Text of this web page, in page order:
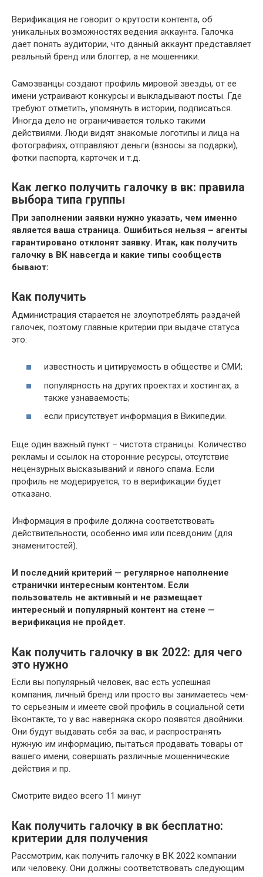
Верификация не говорит о крутости контента, об
уникальных возможностях ведения аккаунта. Галочка
дает понять аудитории, что данный аккаунт представляет
реальный бренд или блоггер, а не мошенники.
Самозванцы создают профиль мировой звезды, от ее
имени устраивают конкурсы и выкладывают посты. Где
требуют отметить, упомянуть в истории, подписаться.
Иногда дело не ограничивается только такими
действиями. Люди видят знакомые логотипы и лица на
фотографиях, отправляют деньги (взносы за подарки),
фотки паспорта, карточек и т.д.
Как легко получить галочку в вк: правила
выбора типа группы
При заполнении заявки нужно указать, чем именно
является ваша страница. Ошибиться нельзя – агенты
гарантировано отклонят заявку. Итак, как получить
галочку в ВК навсегда и какие типы сообществ
бывают:
Как получить
Администрация старается не злоупотреблять раздачей
галочек, поэтому главные критерии при выдаче статуса
это:
известность и цитируемость в обществе и СМИ;
популярность на других проектах и хостингах, а
также узнаваемость;
если присутствует информация в Википедии.
Еще один важный пункт – чистота страницы. Количество
рекламы и ссылок на сторонние ресурсы, отсутствие
нецензурных высказываний и явного спама. Если
профиль не модерируется, то в верификации будет
отказано.
Информация в профиле должна соответствовать
действительности, особенно имя или псевдоним (для
знаменитостей).
И последний критерий — регулярное наполнение
странички интересным контентом. Если
пользователь не активный и не размещает
интересный и популярный контент на стене —
верификация не пройдет.
Как получить галочку в вк 2022: для чего
это нужно
Если вы популярный человек, вас есть успешная
компания, личный бренд или просто вы занимаетесь чем-
то серьезным и имеете свой профиль в социальной сети
Вконтакте, то у вас наверняка скоро появятся двойники.
Они будут выдавать себя за вас, и распространять
нужную им информацию, пытаться продавать товары от
вашего имени, совершать различные мошеннические
действия и пр.
Смотрите видео всего 11 минут
Как получить галочку в вк бесплатно:
критерии для получения
Рассмотрим, как получить галочку в ВК 2022 компании
или человеку. Они должны соответствовать следующим